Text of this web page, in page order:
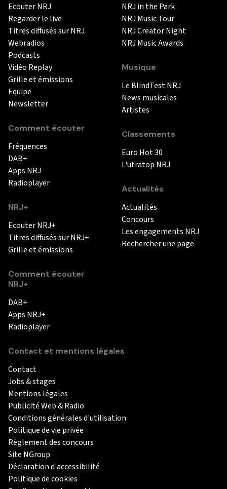
Ecouter NRJ
Regarder le live
Titres diffusés sur NRJ
Webradios
Podcasts
Vidéo Replay
Grille et émissions
Equipe
Newsletter
Comment écouter
Fréquences
DAB+
Apps NRJ
Radioplayer
NRJ+
Ecouter NRJ+
Titres diffusés sur NRJ+
Grille et émissions
Comment écouter
NRJ+
DAB+
Apps NRJ+
Radioplayer
NRJ in the Park
NRJ Music Tour
NRJ Creator Night
NRJ Music Awards
Musique
Le BlindTest NRJ
News musicales
Artistes
Classements
Euro Hot 30
L'utratop NRJ
Actualités
Actualités
Concours
Les engagements NRJ
Rechercher une page
Contact et mentions légales
Contact
Jobs & stages
Mentions légales
Publicité Web & Radio
Conditions générales d'utilisation
Politique de vie privée
Règlement des concours
Site NGroup
Déclaration d'accessibilité
Politique de cookies